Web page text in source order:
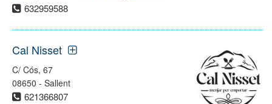
632959588
Cal Nisset
C/ Cós, 67
08650 - Sallent
621366807